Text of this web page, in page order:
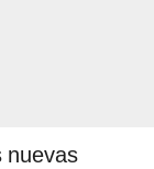
nuevas